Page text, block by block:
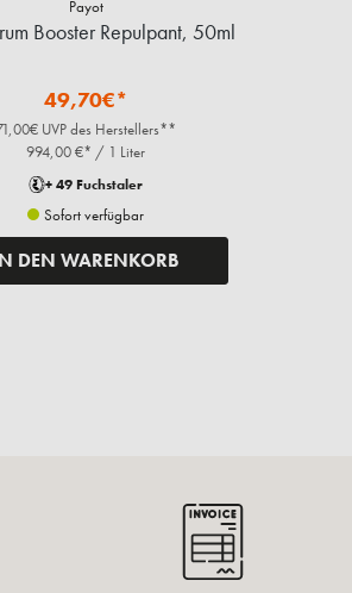
Payot
Booster Repulpant, 50ml
49,70€*
UVP des Herstellers**
994,00 €* / 1 Liter
+ 49 Fuchstaler
Sofort verfügbar
DEN WARENKORB